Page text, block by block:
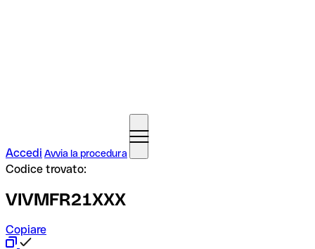
Accedi Avvia la procedura
Codice trovato:
VIVMFR21XXX
Copiare